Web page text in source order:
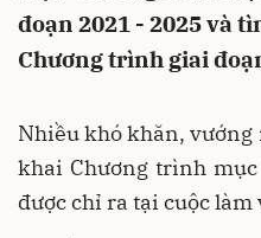
đoạn 2021 - 2025 và
Chương trình giai
Nhiều khó khăn,
khai Chương trình mục
được chỉ ra tại cuộc làm